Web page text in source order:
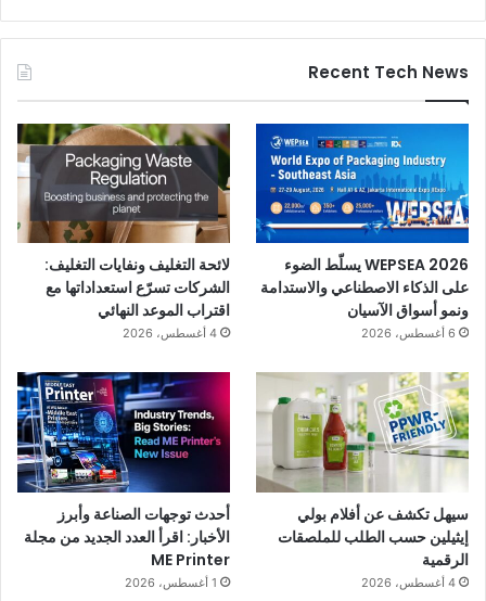
Recent Tech News
WEPSEA 2026 يسلّط الضوء
على الذكاء الاصطناعي والاستدامة
ونمو أسواق الآسيان
6 أغسطس، 2026
لائحة التغليف ونفايات التغليف:
الشركات تسرّع استعداداتها مع
اقتراب الموعد النهائي
4 أغسطس، 2026
سيهل تكشف عن أفلام بولي
إيثيلين حسب الطلب للملصقات
الرقمية
4 أغسطس، 2026
أحدث توجهات الصناعة وأبرز
الأخبار: اقرأ العدد الجديد من مجلة
ME Printer
1 أغسطس، 2026